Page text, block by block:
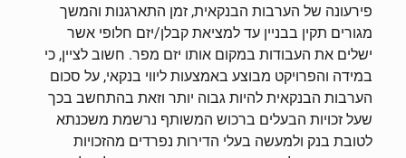
פירעונה של הערבות הבנקאית, זמן התארגנות והמשך
מגורים תקין בבניין עד למציאת קבלן/יזם חלופי אשר
ישלים את העבודות במקום אותו יזם מפר. חשוב לציין, כי
במידה והפרויקט מבוצע באמצעות ליווי בנקאי, על סכום
הערבות הבנקאית להיות גבוה יותר וזאת בהתחשב בכך
שעל זכויות הבעלים ברכוש המשותף נרשמת משכנתא
לטובת בנק ולמעשה בעלי הדירות נפרדים מהזכויות